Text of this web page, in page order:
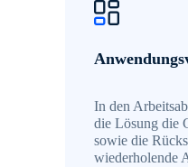
In den
die Lösung die
sowie die
wiederholende